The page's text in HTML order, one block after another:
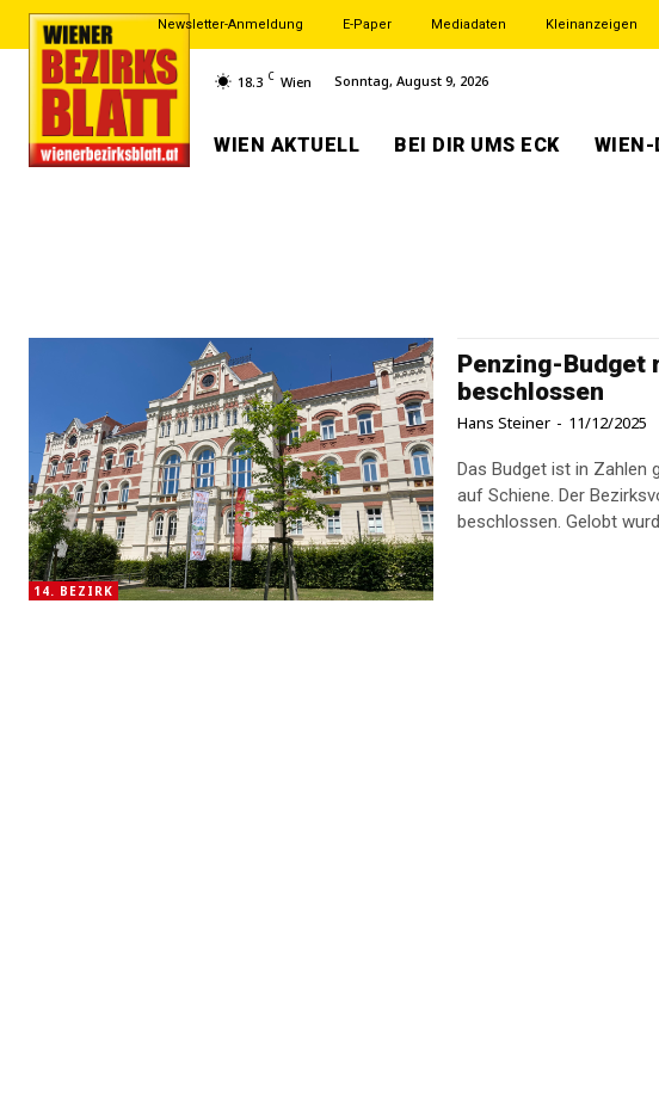
Newsletter-Anmeldung E-Paper Mediadaten Kleinanzeigen
18.3 C Wien Sonntag, August 9, 2026
WIEN AKTUELL BEI DIR UMS ECK WIEN-
14. BEZIRK
Penzing-Budget
beschlossen
Hans Steiner - 11/12/2025
Das Budget ist in Zahlen
auf Schiene. Der
beschlossen. Gelobt